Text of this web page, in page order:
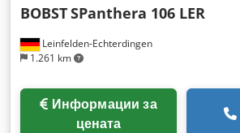
Leinfelden-Echterdingen
1.261 km
BOBSTSPanthera 106 LER
цената